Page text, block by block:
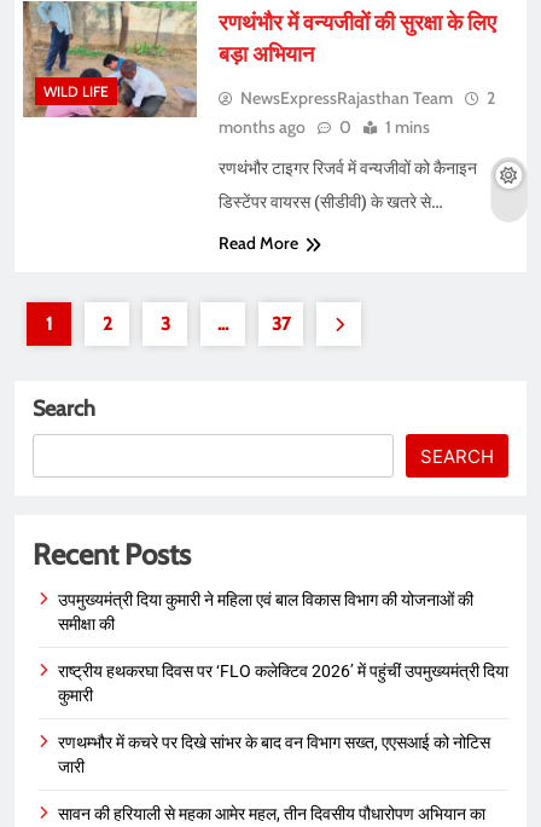
WILD LIFE
रणथंभौर में वन्यजीवों की सुरक्षा के लिए
बड़ा अभियान
NewsExpressRajasthan Team
2
months ago
0 1 mins
रणथंभौर टाइगर रिजर्व में वन्यजीवों को कैनाइन
डिस्टेंपर वायरस (सीडीवी) के खतरे से…
Read More
1 2 3 … 37
Search
SEARCH
Recent Posts
उपमुख्यमंत्री दिया कुमारी ने महिला एवं बाल विकास विभाग की योजनाओं की
समीक्षा की
राष्ट्रीय हथकरघा दिवस पर ‘FLO कलेक्टिव 2026’ में पहुंचीं उपमुख्यमंत्री दिया
कुमारी
रणथम्भौर में कचरे पर दिखे सांभर के बाद वन विभाग सख्त, एएसआई को नोटिस
जारी
सावन की हरियाली से महका आमेर महल, तीन दिवसीय पौधारोपण अभियान का